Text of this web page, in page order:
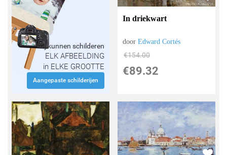
Wij kunnen schilderen
ELK AFBEELDING
in ELKE GROOTTE
Aangepaste schilderijen
In driekwart
doorEdward Cortés
€154.00
€89.32